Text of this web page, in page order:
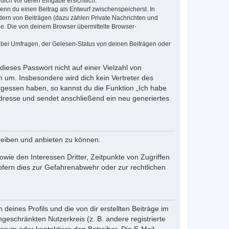
du einen Beitrag als Entwurf zwischenspeicherst. In
von Beiträgen (dazu zählen Private Nachrichten und
Die von deinem Browser übermittelte Browser-
Umfragen, der Gelesen-Status von deinen Beiträgen oder
Passwort nicht auf einer Vielzahl von
Insbesondere wird dich kein Vertreter des
haben, so kannst du die Funktion „Ich habe
und sendet anschließend ein neu generiertes
und anbieten zu können.
den Interessen Dritter, Zeitpunkte von Zugriffen
dies zur Gefahrenabwehr oder zur rechtlichen
Profils und die von dir erstellten Beiträge im
Nutzerkreis (z. B. andere registrierte